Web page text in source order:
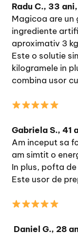
Radu C., 33
Magicoa are un
ingrediente
aproximativ 3
Este o solutie
kilogramele in
combina usor
Gabriela S., 41
Am inceput sa
am simtit o
In plus, pofta
Este usor de
Daniel G., 28